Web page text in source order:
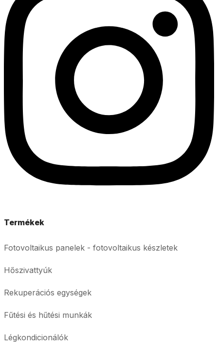
Termékek
Fotovoltaikus panelek - fotovoltaikus készletek
Hőszivattyúk
Rekuperációs egységek
Fűtési és hűtési munkák
Légkondicionálók